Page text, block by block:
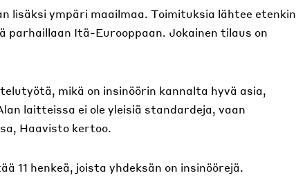
lisäksi ympäri maailmaa. Toimituksia lähtee etenkin
parhaillaan Itä-Eurooppaan. Jokainen tilaus on
mikä on insinöörin kannalta hyvä asia,
laitteissa ei ole yleisiä standardeja, vaan
Haavisto kertoo.
11 henkeä, joista yhdeksän on insinöörejä.